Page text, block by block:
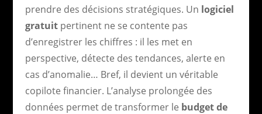
prendre des décisions stratégiques. Un logiciel
gratuitpertinent ne se contente pas
d’enregistrer les chiffres : il les met en
perspective, détecte des tendances, alerte en
cas d’anomalie… Bref, il devient un véritable
copilote financier. L’analyse prolongée des
données permet de transformer le budget de